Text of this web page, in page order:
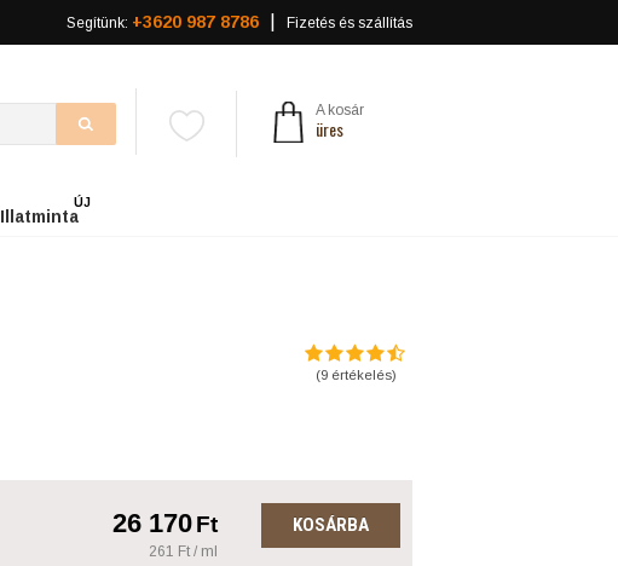
Segítünk: +3620 987 8786 Fizetés és szállítás
A kosár
üres
Illatminta
ÚJ
(9értékelés)
26 170Ft
261 Ft / ml
KOSÁRBA